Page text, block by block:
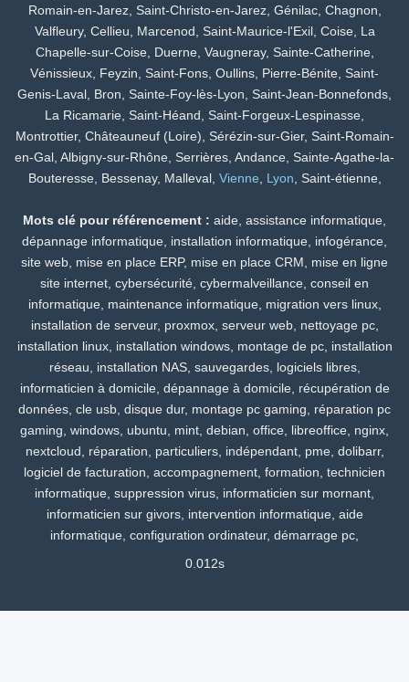
Romain-en-Jarez, Saint-Christo-en-Jarez, Génilac, Chagnon,
Valfleury, Cellieu, Marcenod, Saint-Maurice-l'Exil, Coise, La
Chapelle-sur-Coise, Duerne, Vaugneray, Sainte-Catherine,
Vénissieux, Feyzin, Saint-Fons, Oullins, Pierre-Bénite, Saint-
Genis-Laval, Bron, Sainte-Foy-lès-Lyon, Saint-Jean-Bonnefonds,
La Ricamarie, Saint-Héand, Saint-Forgeux-Lespinasse,
Montrottier, Châteauneuf (Loire), Sérézin-sur-Gier, Saint-Romain-
en-Gal, Albigny-sur-Rhône, Serrières, Andance, Sainte-Agathe-la-
Bouteresse, Bessenay, Malleval, Vienne Lyon , Saint-étienne,
Mots clé pour référencement : aide, assistance informatique,
dépannage informatique, installation informatique, infogérance,
site web, mise en place ERP, mise en place CRM, mise en ligne
site internet, cybersécurité, cybermalveillance, conseil en
informatique, maintenance informatique, migration vers linux,
installation de serveur, proxmox, serveur web, nettoyage pc,
installation linux, installation windows, montage de pc, installation
réseau, installation NAS, sauvegardes, logiciels libres,
informaticien à domicile, dépannage à domicile, récupération de
données, cle usb, disque dur, montage pc gaming, réparation pc
gaming, windows, ubuntu, mint, debian, office, libreoffice, nginx,
nextcloud, réparation, particuliers, indépendant, pme, dolibarr,
logiciel de facturation, accompagnement, formation, technicien
informatique, suppression virus, informaticien sur mornant,
informaticien sur givors, intervention informatique, aide
informatique, configuration ordinateur, démarrage pc,
0.012s